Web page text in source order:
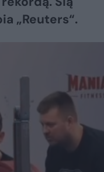
„Reuters“.